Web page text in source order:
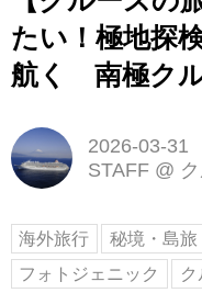
たい！極地探
航く 南極ク
2026-03-31
STAFF @
海外旅行 秘境・島旅
フォトジェニック